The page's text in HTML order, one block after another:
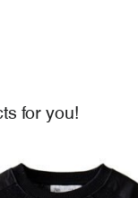
for you!